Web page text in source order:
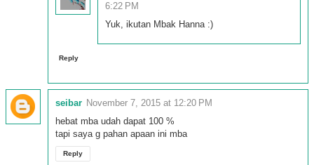
6:22 PM
Yuk, ikutan Mbak Hanna :)
Reply
seibar November 7, 2015 at 12:20 PM
hebat mba udah dapat 100 %
tapi saya g pahan apaan ini mba
Reply